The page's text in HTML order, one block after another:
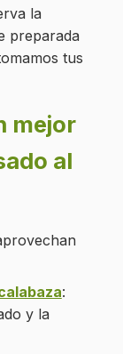
la
preparada
tus
mejor
al
:
y la